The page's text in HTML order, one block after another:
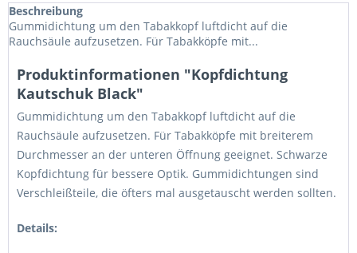
Beschreibung
Gummidichtung um den Tabakkopf luftdicht auf die
Rauchsäule aufzusetzen. Für Tabakköpfe mit...
Produktinformationen "Kopfdichtung
Kautschuk Black"
Gummidichtung um den Tabakkopf luftdicht auf die
Rauchsäule aufzusetzen. Für Tabakköpfe mit breiterem
Durchmesser an der unteren Öffnung geeignet. Schwarze
Kopfdichtung für bessere Optik. Gummidichtungen sind
Verschleißteile, die öfters mal ausgetauscht werden sollten.
Details: